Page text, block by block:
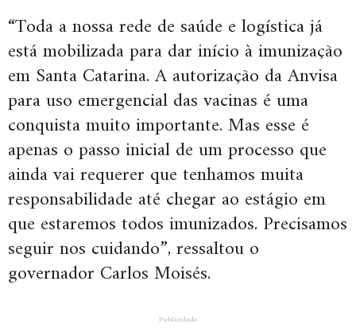
“Toda a nossa rede de saúde e logística já
está mobilizada para dar início à imunização
em Santa Catarina. A autorização da Anvisa
para uso emergencial das vacinas é uma
conquista muito importante. Mas esse é
apenas o passo inicial de um processo que
ainda vai requerer que tenhamos muita
responsabilidade até chegar ao estágio em
que estaremos todos imunizados. Precisamos
seguir nos cuidando”, ressaltou o
governador Carlos Moisés.
Publicidade